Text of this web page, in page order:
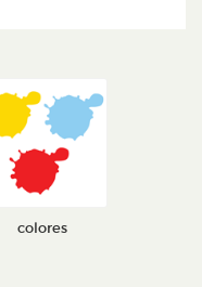
colores